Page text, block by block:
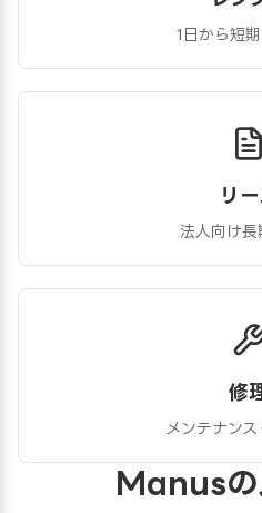
1日から短
リ
法人向け長
修
メンテナンス
Manusの